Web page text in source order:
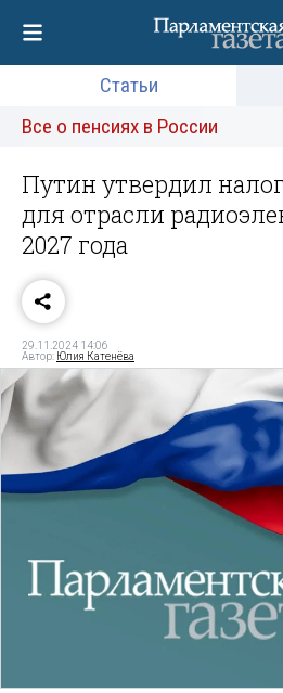
Статьи
Все о пенсиях в России
Путин утвердил
для отрасли
2027 года
29.11.2024 14:06
Автор: Юлия Катенёва